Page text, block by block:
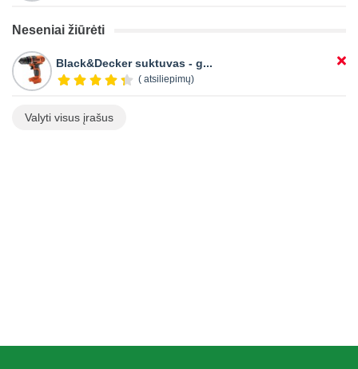
Neseniai žiūrėti
Black&Decker suktuvas - g...
( atsiliepimų)
Valyti visus įrašus